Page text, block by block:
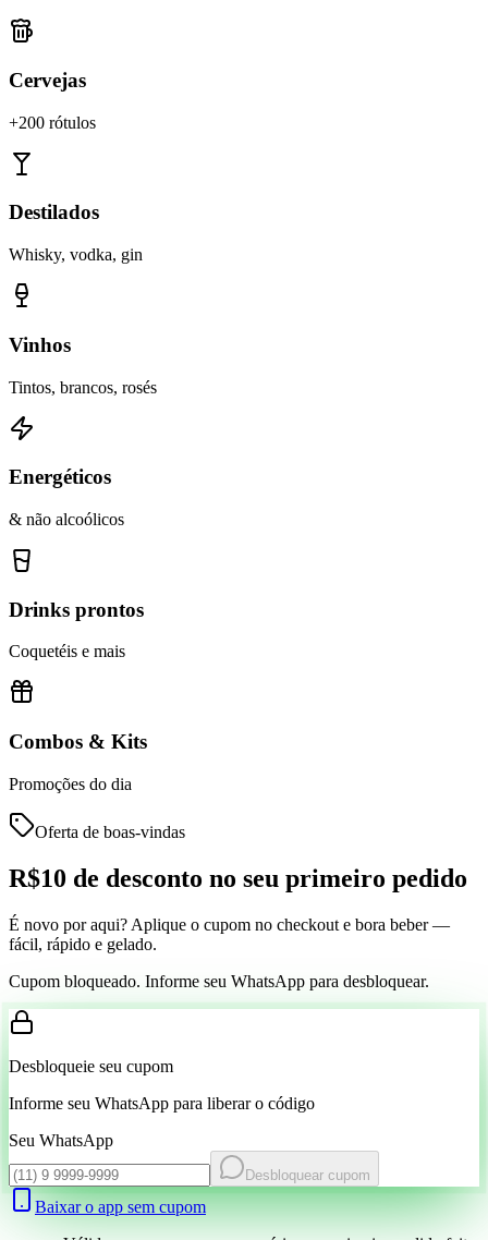
Cervejas
+200 rótulos
Destilados
Whisky, vodka, gin
Vinhos
Tintos, brancos, rosés
Energéticos
& não alcoólicos
Drinks prontos
Coquetéis e mais
Combos & Kits
Promoções do dia
Oferta de boas-vindas
R$10 de desconto no seu primeiro pedido
É novo por aqui? Aplique o cupom no checkout e bora beber —
fácil, rápido e gelado.
Cupom bloqueado. Informe seu WhatsApp para desbloquear.
Desbloqueie seu cupom
Informe seu WhatsApp para liberar o código
Seu WhatsApp
Desbloquear cupom
Baixar o app sem cupom